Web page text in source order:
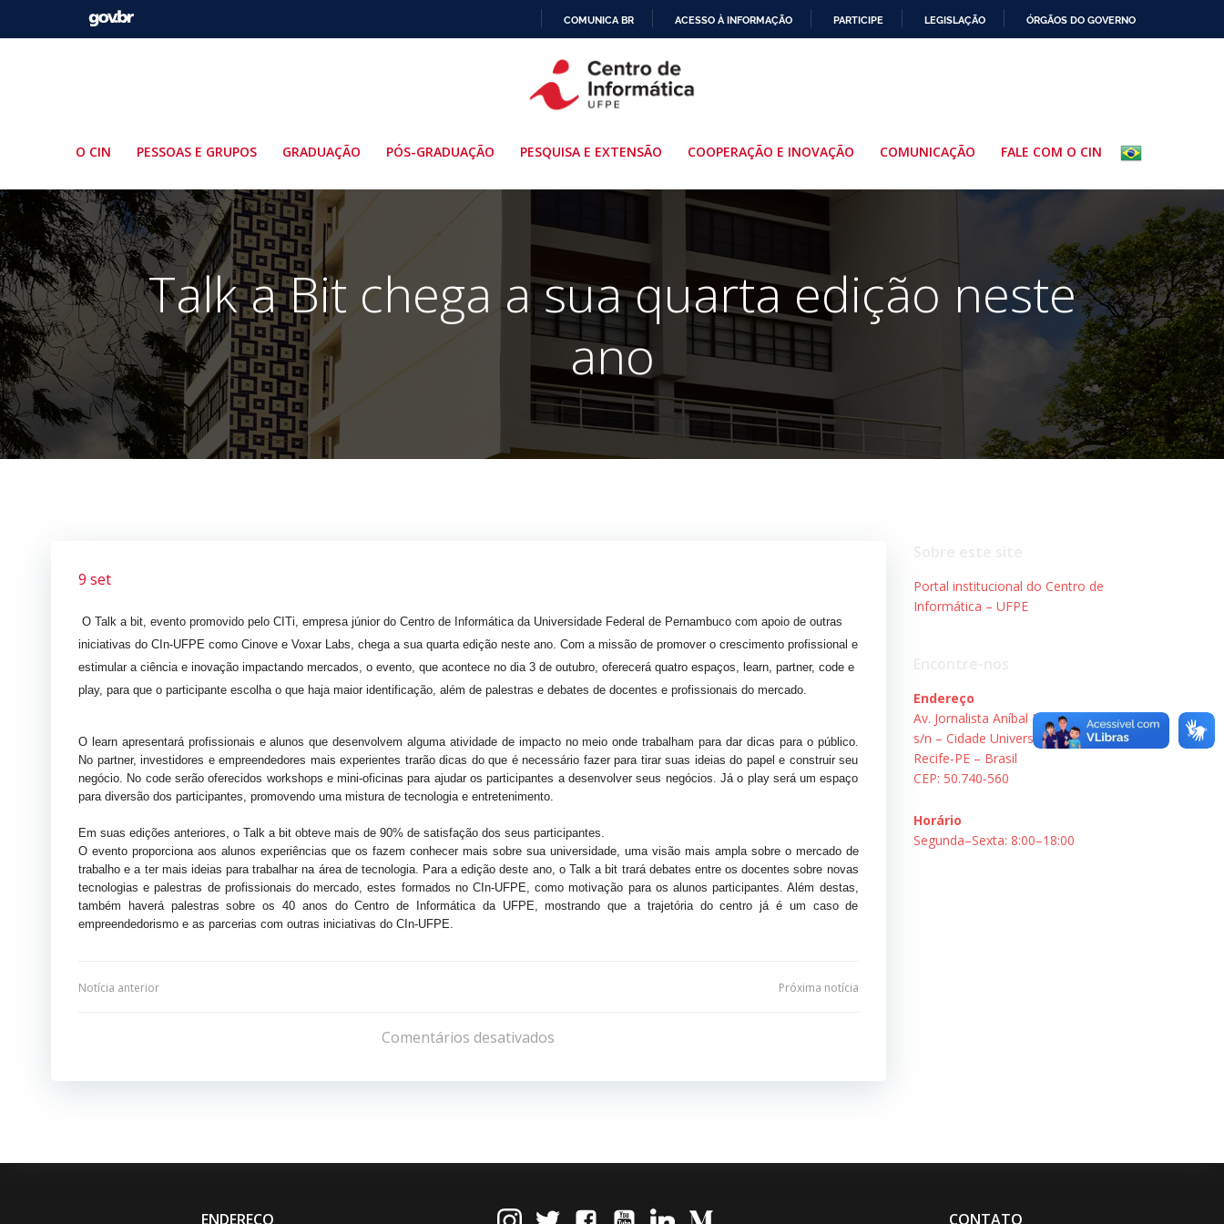
PARA
O
COMUNICA BR ACESSO À INFORMAÇÃO PARTICIPE LEGISLAÇÃO ÓRGÃOS DO GOVERNO
O CIN PESSOAS E GRUPOS GRADUAÇÃO PÓS-GRADUAÇÃO PESQUISA E EXTENSÃO COOPERAÇÃO E INOVAÇÃO COMUNICAÇÃO FALE COM O CIN
Talk a Bit chega a sua quarta edição neste
ano
9 set
O Talk a bit, evento promovido pelo CITi, empresa júnior do Centro de Informática da Universidade Federal de Pernambuco com apoio de outras
iniciativas do CIn-UFPE como Cinove e Voxar Labs, chega a sua quarta edição neste ano. Com a missão de promover o crescimento profissional e
estimular a ciência e inovação impactando mercados, o evento, que acontece no dia 3 de outubro, oferecerá quatro espaços, learn, partner, code e
play, para que o participante escolha o que haja maior identificação, além de palestras e debates de docentes e profissionais do mercado.
O learn apresentará profissionais e alunos que desenvolvem alguma atividade de impacto no meio onde trabalham para dar dicas para o público.
No partner, investidores e empreendedores mais experientes trarão dicas do que é necessário fazer para tirar suas ideias do papel e construir seu
negócio. No code serão oferecidos workshops e mini-oficinas para ajudar os participantes a desenvolver seus negócios. Já o play será um espaço
para diversão dos participantes, promovendo uma mistura de tecnologia e entretenimento.
Em suas edições anteriores, o Talk a bit obteve mais de 90% de satisfação dos seus participantes.
O evento proporciona aos alunos experiências que os fazem conhecer mais sobre sua universidade, uma visão mais ampla sobre o mercado de
trabalho e a ter mais ideias para trabalhar na área de tecnologia. Para a edição deste ano, o Talk a bit trará debates entre os docentes sobre novas
tecnologias e palestras de profissionais do mercado, estes formados no CIn-UFPE, como motivação para os alunos participantes. Além destas,
também haverá palestras sobre os 40 anos do Centro de Informática da UFPE, mostrando que a trajetória do centro já é um caso de
empreendedorismo e as parcerias com outras iniciativas do CIn-UFPE.
Navegação
Post
Notícia anterior
de
Post
Próxima notícia
Comentários desativados
Portal institucional do Centro de
Informática – UFPE
Endereço
Av. Jornalista Aníbal Fernandes,
s/n – Cidade Universitária.
Recife-PE – Brasil
CEP: 50.740-560
Horário
Segunda–Sexta: 8:00–18:00
ENDEREÇO CONTATO